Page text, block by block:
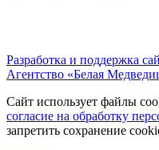
Разработка и поддержка
Агентство «Белая
Сайт использует файлы
согласие на обработку
запретить сохранение